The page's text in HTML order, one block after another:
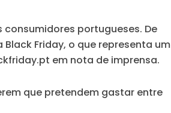
portugueses. De
Friday, o que representa um
em nota de imprensa.
que pretendem gastar entre